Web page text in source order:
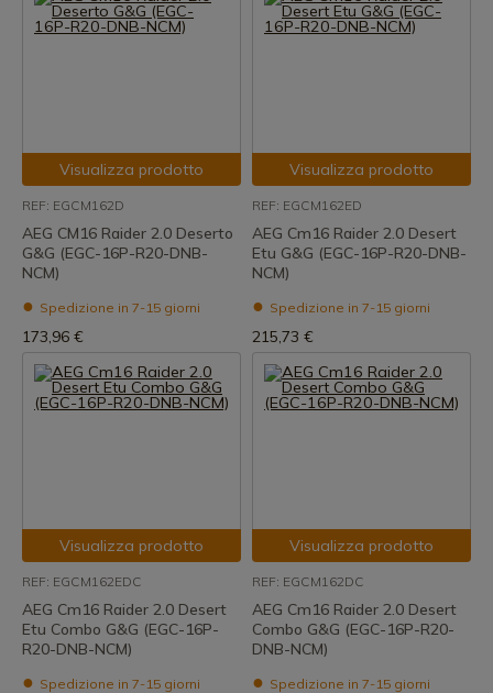
Visualizza prodotto
REF: EGCM162D
AEG CM16 Raider 2.0 Deserto
G&G (EGC-16P-R20-DNB-
NCM)
Spedizione in 7-15 giorni
173,96 €
Visualizza prodotto
REF: EGCM162ED
AEG Cm16 Raider 2.0 Desert
Etu G&G (EGC-16P-R20-DNB-
NCM)
Spedizione in 7-15 giorni
215,73 €
Visualizza prodotto
REF: EGCM162EDC
AEG Cm16 Raider 2.0 Desert
Etu Combo G&G (EGC-16P-
R20-DNB-NCM)
Spedizione in 7-15 giorni
Visualizza prodotto
REF: EGCM162DC
AEG Cm16 Raider 2.0 Desert
Combo G&G (EGC-16P-R20-
DNB-NCM)
Spedizione in 7-15 giorni